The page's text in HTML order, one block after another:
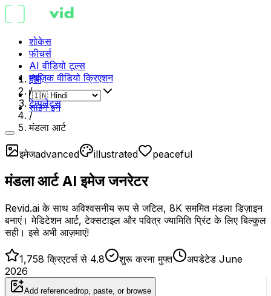
शोकेस
फीचर्स
AI वीडियो टूल्स
म्यूज़िक वीडियो क्रिएशन
साइन इन
होम
/
टेम्पलेट्स
/
मंडला आर्ट
इमेजadvanced illustrated peaceful
मंडला आर्ट AI इमेज जनरेटर
Revid.ai के साथ अविश्वसनीय रूप से जटिल, 8K सममित मंडला डिज़ाइन
बनाएं। मेडिटेशन आर्ट, टेक्सटाइल और पवित्र ज्यामिति प्रिंट के लिए बिल्कुल
सही। इसे अभी आज़माएं!
1,758 क्रिएटर्स से 4.8 शुरू करना मुफ्त
अपडेटेड June
2026
Add referencedrop, paste, or browse